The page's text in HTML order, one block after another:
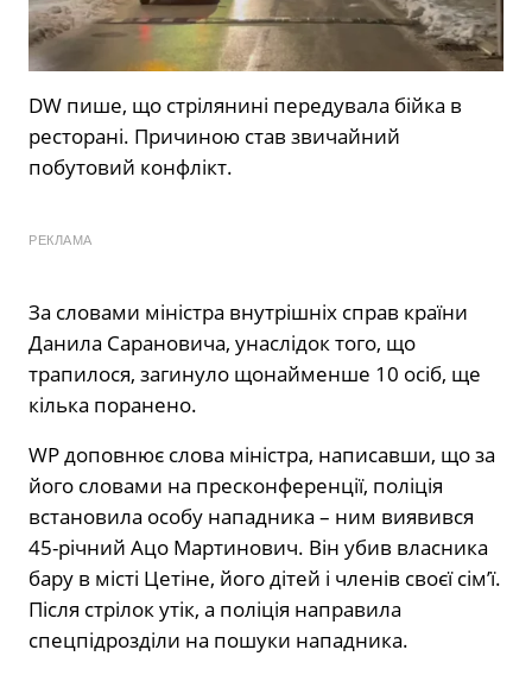
DW пише, що стрілянині передувала бійка в
ресторані. Причиною став звичайний
побутовий конфлікт.
РЕКЛАМА
За словами міністра внутрішніх справ країни
Данила Сарановича, унаслідок того, що
трапилося, загинуло щонайменше 10 осіб, ще
кілька поранено.
WP доповнює слова міністра, написавши, що за
його словами на пресконференції, поліція
встановила особу нападника – ним виявився
45-річний Ацо Мартинович. Він убив власника
бару в місті Цетіне, його дітей і членів своєї сім’ї.
Після стрілок утік, а поліція направила
спецпідрозділи на пошуки нападника.